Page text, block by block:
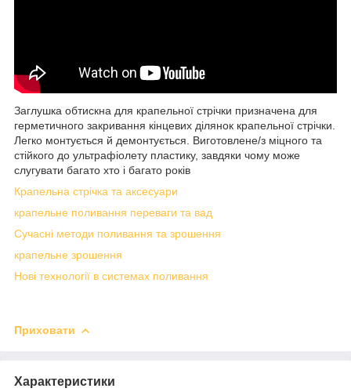
Заглушка обтискна для крапельної стрічки призначена для
герметичного закривання кінцевих ділянок крапельної стрічки.
Легко монтується й демонтується. Виготовлене/з міцного та
стійкого до ультрафіолету пластику, завдяки чому може
слугувати багато хто і багато років
Крапельна стрічка та аксесуари
крапельне поливання переваги та вад
Сучасні методи поливання та зрошення
крапельне зрошення
Нові технології в системах поливання
Приховати
Характеристики